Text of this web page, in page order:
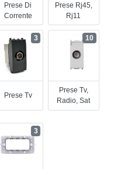
Prese Di
Corrente
Prese Rj45,
Rj11
Prese Tv
3
Prese Tv,
Radio, Sat
10
3